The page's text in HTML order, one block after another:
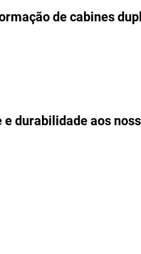
de cabines
durabilidade aos